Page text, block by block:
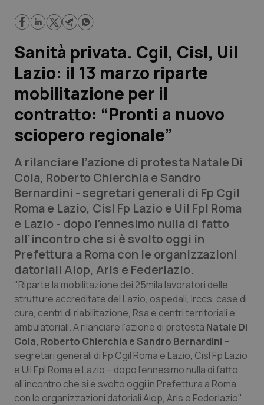
Lavoro e Professioni
Scienza e Farmaci
Studi e Analisi
Lettere al direttore
QS Pro
Professionisti Sanitari.AI
Abruzzo
Basilicata
Calabria
Campania
Emilia-Romagna
Friuli Venezia Giulia
QS Pro Gold
Artrite & artrosi
Asma & BPCO
Car-T
Colesterolo & coronaropatie
Dermatite Atopica
QS Club Newsletter
Sanità privata. Cgil, Cisl, Uil
Lazio: il 13 marzo riparte
mobilitazione per il
contratto: “Pronti a nuovo
sciopero regionale”
A rilanciare l’azione di protesta Natale Di
Cola, Roberto Chierchia e Sandro
Bernardini - segretari generali di Fp Cgil
Roma e Lazio, Cisl Fp Lazio e Uil Fpl Roma
e Lazio - dopo l’ennesimo nulla di fatto
all’incontro che si è svolto oggi in
Prefettura a Roma con le organizzazioni
datoriali Aiop, Aris e Federlazio.
"Riparte la mobilitazione dei 25mila lavoratori delle
strutture accreditate del Lazio, ospedali, Irccs, case di
cura, centri di riabilitazione, Rsa e centri territoriali e
ambulatoriali. A rilanciare l’azione di protesta Natale Di
Cola, Roberto Chierchia e Sandro Bernardini –
segretari generali di Fp Cgil Roma e Lazio, Cisl Fp Lazio
e Uil Fpl Roma e Lazio – dopo l’ennesimo nulla di fatto
all’incontro che si è svolto oggi in Prefettura a Roma
con le organizzazioni datoriali Aiop, Aris e Federlazio".